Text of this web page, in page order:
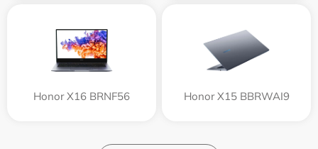
Honor X16 BRNF56 Honor X15 BBRWAI9